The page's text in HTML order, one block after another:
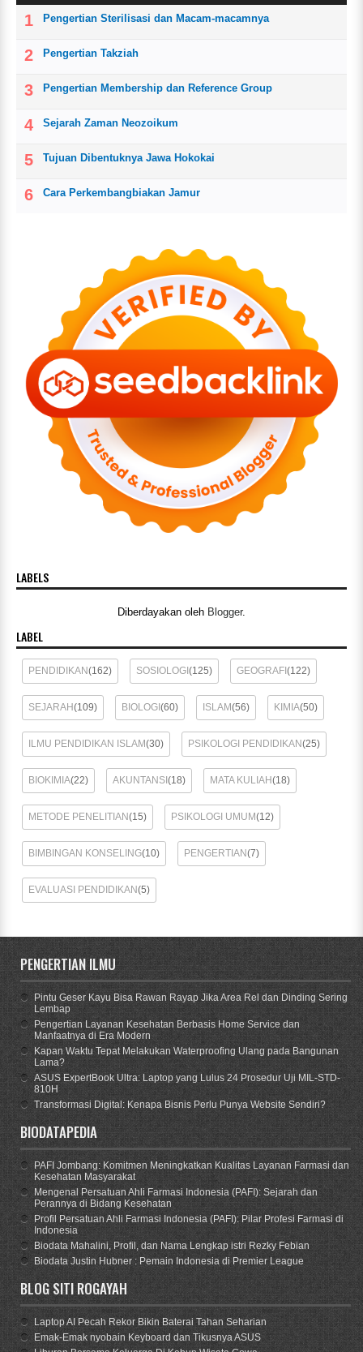
Pengertian Sterilisasi dan Macam-macamnya
Pengertian Takziah
Pengertian Membership dan Reference Group
Sejarah Zaman Neozoikum
Tujuan Dibentuknya Jawa Hokokai
Cara Perkembangbiakan Jamur
LABELS
Diberdayakan oleh Blogger.
LABEL
PENDIDIKAN(162) SOSIOLOGI (125) GEOGRAFI (122)
SEJARAH(109) BIOLOGI (60) ISLAM(56) KIMIA(50)
ILMU PENDIDIKAN ISLAM(30) PSIKOLOGI PENDIDIKAN(25)
BIOKIMIA(22) AKUNTANSI (18) MATA KULIAH(18)
METODE PENELITIAN(15) PSIKOLOGI UMUM(12)
BIMBINGAN KONSELING(10) PENGERTIAN(7)
EVALUASI PENDIDIKAN(5)
PENGERTIAN ILMU
Pintu Geser Kayu Bisa Rawan Rayap Jika Area Rel dan Dinding Sering
Lembap
Pengertian Layanan Kesehatan Berbasis Home Service dan
Manfaatnya di Era Modern
Kapan Waktu Tepat Melakukan Waterproofing Ulang pada Bangunan
Lama?
ASUS ExpertBook Ultra: Laptop yang Lulus 24 Prosedur Uji MIL-STD-
810H
Transformasi Digital: Kenapa Bisnis Perlu Punya Website Sendiri?
BIODATAPEDIA
PAFI Jombang: Komitmen Meningkatkan Kualitas Layanan Farmasi dan
Kesehatan Masyarakat
Mengenal Persatuan Ahli Farmasi Indonesia (PAFI): Sejarah dan
Perannya di Bidang Kesehatan
Profil Persatuan Ahli Farmasi Indonesia (PAFI): Pilar Profesi Farmasi di
Indonesia
Biodata Mahalini, Profil, dan Nama Lengkap istri Rezky Febian
Biodata Justin Hubner : Pemain Indonesia di Premier League
BLOG SITI ROGAYAH
Laptop AI Pecah Rekor Bikin Baterai Tahan Seharian
Emak-Emak nyobain Keyboard dan Tikusnya ASUS